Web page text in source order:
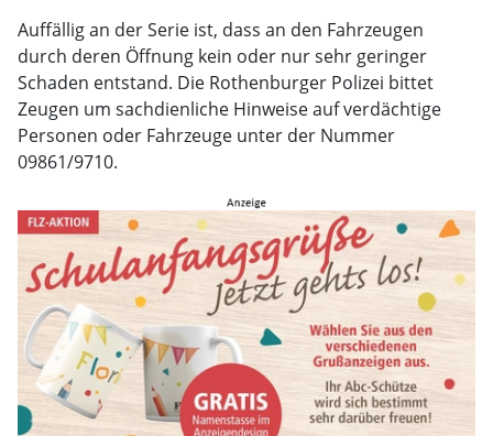
Auffällig an der Serie ist, dass an den Fahrzeugen
durch deren Öffnung kein oder nur sehr geringer
Schaden entstand. Die Rothenburger Polizei bittet
Zeugen um sachdienliche Hinweise auf verdächtige
Personen oder Fahrzeuge unter der Nummer
09861/9710.